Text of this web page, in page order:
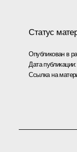
Статус
Опубликован в
Дата публикации:
Ссылка на